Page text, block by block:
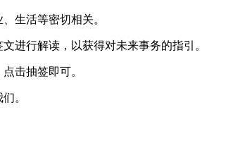
生活等密切相关。
进行解读，以获得对未来事务的指引。
击抽签即可。
。